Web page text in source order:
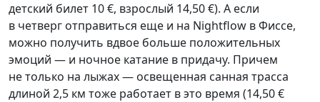
детский билет 10 €, взрослый 14,50 €). А если
в четверг отправиться еще и на Nightflow в Фиссе,
можно получить вдвое больше положительных
эмоций — и ночное катание в придачу. Причем
не только на лыжах — освещенная санная трасса
длиной 2,5 км тоже работает в это время (14,50 €